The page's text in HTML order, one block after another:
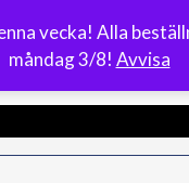
vecka! Alla
måndag 3/8! Avvisa